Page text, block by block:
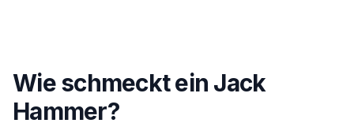
Wie schmeckt ein Jack
Hammer?